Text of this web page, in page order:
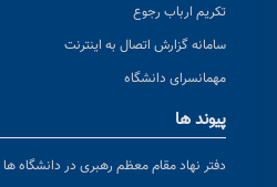
تکریم ارباب رجوع
سامانه گزارش اتصال به اینترنت
مهمانسرای دانشگاه
پیوند ها
دفتر نهاد مقام معظم رهبری در دانشگاه ها